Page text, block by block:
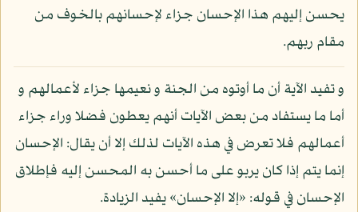
يحسن إليهم هذا الإحسان جزاء لإحسانهم بالخوف من
مقام ربهم.
و تفيد الآية أن ما أوتوه من الجنة و نعيمها جزاء لأعمالهم و
أما ما يستفاد من بعض الآيات أنهم يعطون فضلا وراء جزاء
أعمالهم فلا تعرض في هذه الآيات لذلك إلا أن يقال: الإحسان
إنما يتم إذا كان يربو على ما أحسن به المحسن إليه فإطلاق
الإحسان في قوله: «إلا الإحسان» يفيد الزيادة.